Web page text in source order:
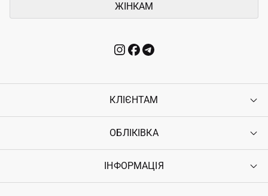
ЖІНКАМ
КЛІЄНТАМ
Контакти
Повернення
Гарантія
ОБЛІКІВКА
Увійти
ІНФОРМАЦІЯ